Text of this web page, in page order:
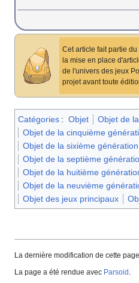
Cet article fait partie du
la mise en place
de l'univers des jeux
projet avant toute
Catégories : Objet
Objet de
Objet de la cinquième
Objet de la sixième génération
Objet de la septième
Objet de la huitième
Objet de la neuvième
Objet des jeux principaux
La dernière modification de cette
La page a été rendue avec Parsoid .